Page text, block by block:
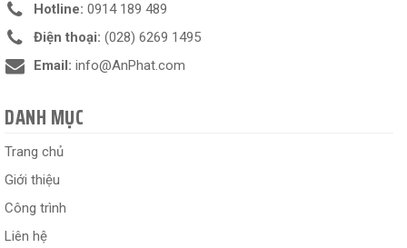
Hotline: 0914 189 489
Điện thoại: (028) 6269 1495
Email: info@AnPhat.com
DANH MỤC
Trang chủ
Giới thiệu
Công trình
Liên hệ